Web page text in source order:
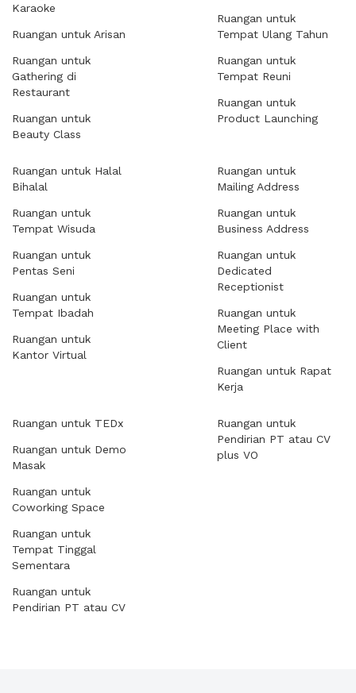
Karaoke
Ruangan untuk Arisan
Ruangan untuk
Gathering di
Restaurant
Ruangan untuk
Beauty Class
Ruangan untuk
Tempat Ulang Tahun
Ruangan untuk
Tempat Reuni
Ruangan untuk
Product Launching
Ruangan untuk Halal
Bihalal
Ruangan untuk
Tempat Wisuda
Ruangan untuk
Pentas Seni
Ruangan untuk
Tempat Ibadah
Ruangan untuk
Kantor Virtual
Ruangan untuk
Mailing Address
Ruangan untuk
Business Address
Ruangan untuk
Dedicated
Receptionist
Ruangan untuk
Meeting Place with
Client
Ruangan untuk Rapat
Kerja
Ruangan untuk TEDx
Ruangan untuk Demo
Masak
Ruangan untuk
Coworking Space
Ruangan untuk
Tempat Tinggal
Sementara
Ruangan untuk
Pendirian PT atau CV
Ruangan untuk
Pendirian PT atau CV
plus VO